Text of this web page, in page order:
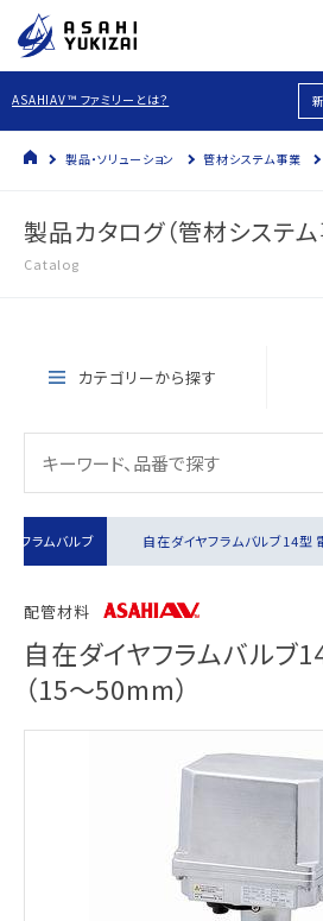
ASAHIAV™ ファミリーとは？
製品・ソリューション 管材システム事業
製品カタログ（管材システム
Catalog
カテゴリーから探す
ヤフラムバルブ 自在ダイヤフラムバルブ14型
配管材料
自在ダイヤフラムバルブ
（15～50mm）